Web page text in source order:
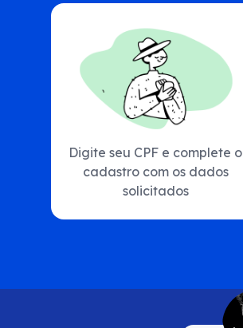
Digite seu CPF e complete o
cadastro com os dados
solicitados